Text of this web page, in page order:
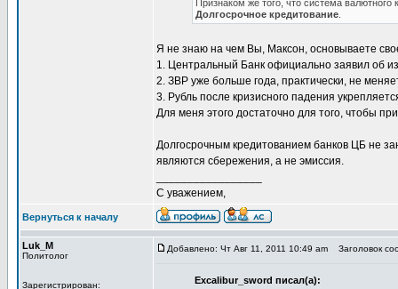
Признаком же того, что система
Долгосрочное кредитование
Я не знаю на чем Вы, Максон, основываете
1. Центральный Банк официально заявил об
2. ЗВР уже больше года, практически, не
3. Рубль после кризисного падения
Для меня этого достаточно для того, чтобы
Долгосрочным кредитованием банков ЦБ не
являются сбережения, а не эмиссия.
С уважением,
Вернуться к началу
Luk_M
Политолог
Зарегистрирован:
Добавлено: Чт Авг 11, 2011 10:49 am Заголовок
Excalibur_sword писал(а):